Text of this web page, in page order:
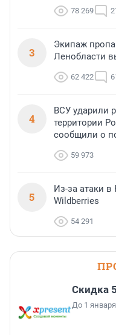
78 269
3
Экипаж
Ленобласти
62 422
4
ВСУ ударили
территории
сообщили о
59 973
5
Из-за атаки в
Wildberries
54 291
Скидка
До 1